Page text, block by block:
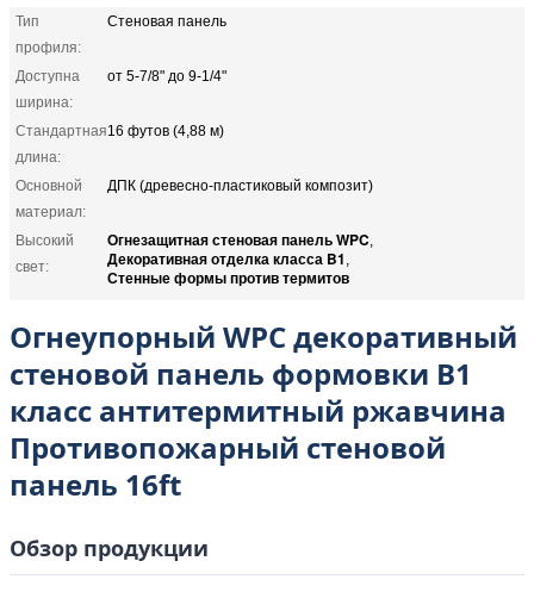
Тип
профиля:
Стеновая панель
Доступна
ширина:
от 5-7/8" до 9-1/4"
Стандартная
длина:
16 футов (4,88 м)
Основной
материал:
ДПК (древесно-пластиковый композит)
Высокий
свет:
Огнезащитная стеновая панель WPC,
Декоративная отделка класса B1 ,
Стенные формы против термитов
Огнеупорный WPC декоративный
стеновой панель формовки B1
класс антитермитный ржавчина
Противопожарный стеновой
панель 16ft
Обзор продукции